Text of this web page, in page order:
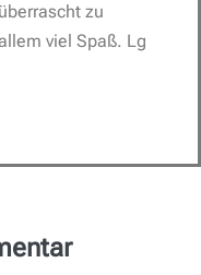
zu
viel Spaß. Lg